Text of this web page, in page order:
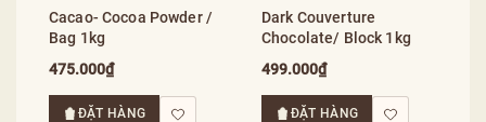
Cacao- Cocoa Powder /
Bag 1kg
475.000₫
ĐẶT HÀNG
Dark Couverture
Chocolate/ Block 1kg
499.000₫
ĐẶT HÀNG